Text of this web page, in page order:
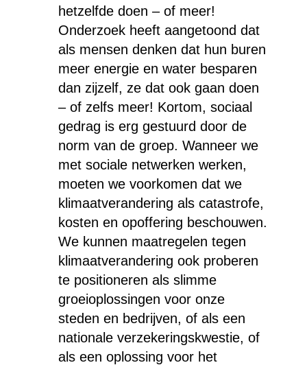
hetzelfde doen – of meer!
Onderzoek heeft aangetoond dat
als mensen denken dat hun buren
meer energie en water besparen
dan zijzelf, ze dat ook gaan doen
– of zelfs meer! Kortom, sociaal
gedrag is erg gestuurd door de
norm van de groep. Wanneer we
met sociale netwerken werken,
moeten we voorkomen dat we
klimaatverandering als catastrofe,
kosten en opoffering beschouwen.
We kunnen maatregelen tegen
klimaatverandering ook proberen
te positioneren als slimme
groeioplossingen voor onze
steden en bedrijven, of als een
nationale verzekeringskwestie, of
als een oplossing voor het